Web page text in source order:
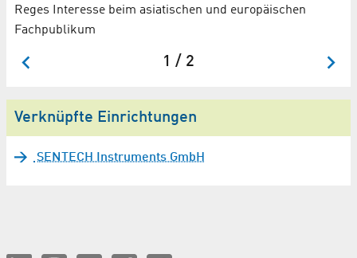
Reges Interesse beim asiatischen und europäischen
Fachpublikum
1 / 2
Verknüpfte Einrichtungen
SENTECH Instruments GmbH